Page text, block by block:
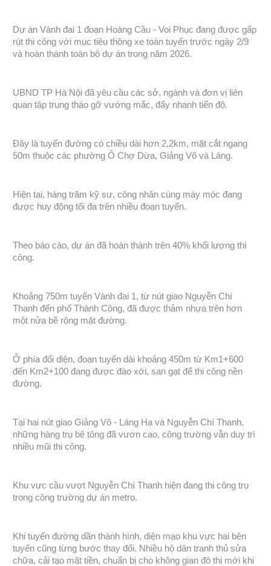
Dự án Vành đai 1 đoạn Hoàng Cầu - Voi Phục đang được gấp
rút thi công với mục tiêu thông xe toàn tuyến trước ngày 2/9
và hoàn thành toàn bộ dự án trong năm 2026.
UBND TP Hà Nội đã yêu cầu các sở, ngành và đơn vị liên
quan tập trung tháo gỡ vướng mắc, đẩy nhanh tiến độ.
Đây là tuyến đường có chiều dài hơn 2,2km, mặt cắt ngang
50m thuộc các phường Ô Chợ Dừa, Giảng Võ và Láng.
Hiện tại, hàng trăm kỹ sư, công nhân cùng máy móc đang
được huy động tối đa trên nhiều đoạn tuyến.
Theo báo cáo, dự án đã hoàn thành trên 40% khối lượng thi
công.
Khoảng 750m tuyến Vành đai 1, từ nút giao Nguyễn Chí
Thanh đến phố Thành Công, đã được thảm nhựa trên hơn
một nửa bề rộng mặt đường.
Ở phía đối diện, đoạn tuyến dài khoảng 450m từ Km1+600
đến Km2+100 đang được đào xới, san gạt để thi công nền
đường.
Tại hai nút giao Giảng Võ - Láng Hạ và Nguyễn Chí Thanh,
những hàng trụ bê tông đã vươn cao, công trường vẫn duy trì
nhiều mũi thi công.
Khu vực cầu vượt Nguyễn Chí Thanh hiện đang thi công trụ
trong công trường dự án metro.
Khi tuyến đường dần thành hình, diện mạo khu vực hai bên
tuyến cũng từng bước thay đổi. Nhiều hộ dân tranh thủ sửa
chữa, cải tạo mặt tiền, chuẩn bị cho không gian đô thị mới khi